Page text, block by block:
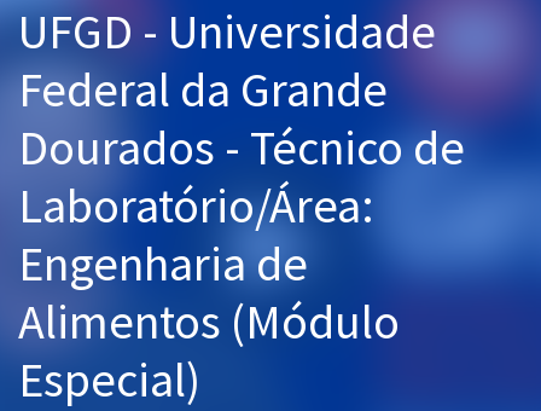
Cursos 20% OFF
Pós
Graduação
OAB
Questões grátis
UFGD - Universidade
Federal da Grande
Dourados - Técnico de
Laboratório/Área:
Engenharia de
Alimentos (Módulo
Especial)